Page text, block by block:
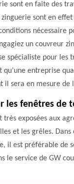
sont en faite des
sont en
nécessaire
un couvreur
spécialiste pour les
entreprise
sera en mesure de
les fenêtres de
exposées aux
et les grêles.
il est préférable de
le service de GW